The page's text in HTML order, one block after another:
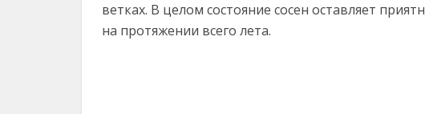
ветках. В целом состояние сосен оставляет
на протяжении всего лета.